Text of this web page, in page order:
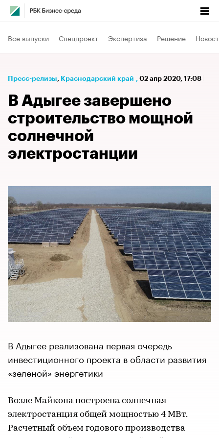
Все выпуски Спецпроект Экспертиза Решение
Пресс-релизы⁠, Краснодарский край , 02 апр 2020, 17:08
В Адыгее завершено
строительство мощной
солнечной
электростанции
В Адыгее реализована первая очередь
инвестиционного проекта в области развития
«зеленой» энергетики
Возле Майкопа построена солнечная
электростанция общей мощностью 4 МВт.
Расчетный объем годового производства